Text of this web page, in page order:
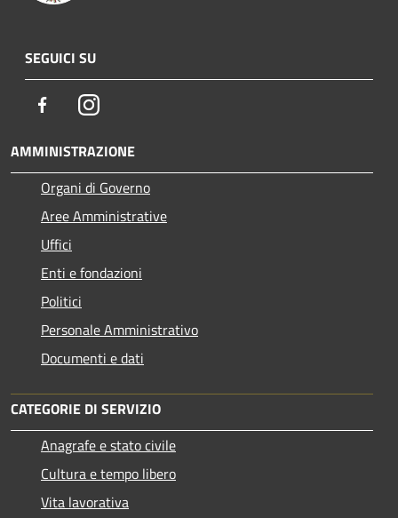
SEGUICI SU
FacebookInstagram
AMMINISTRAZIONE
Organi di Governo
Aree Amministrative
Uffici
Enti e fondazioni
Politici
Personale Amministrativo
Documenti e dati
CATEGORIE DI SERVIZIO
Anagrafe e stato civile
Cultura e tempo libero
Vita lavorativa